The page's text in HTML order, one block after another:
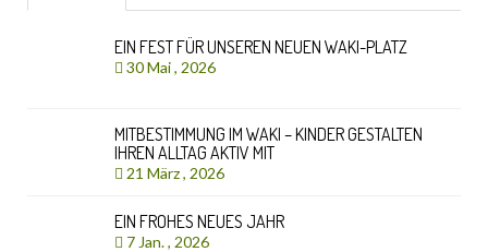
EIN FEST FÜR UNSEREN NEUEN WAKI-PLATZ
30 Mai , 2026
MITBESTIMMUNG IM WAKI – KINDER GESTALTEN
IHREN ALLTAG AKTIV MIT
21 März , 2026
EIN FROHES NEUES JAHR
7 Jan. , 2026